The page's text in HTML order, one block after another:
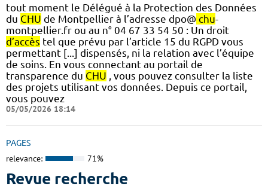
tout moment le Délégué à la Protection des Données
du CHU de Montpellier à l’adresse dpo@ chu-
montpellier.fr ou au n° 04 67 33 54 50 : Un droit
d’accès tel que prévu par l’article 15 du RGPD vous
permettant [...] dispensés, ni la relation avec l’équipe
de soins. En vous connectant au portail de
transparence du CHU , vous pouvez consulter la liste
des projets utilisant vos données. Depuis ce portail,
vous pouvez
05/05/2026 18:14
PAGES
relevance: 71%
Revue recherche